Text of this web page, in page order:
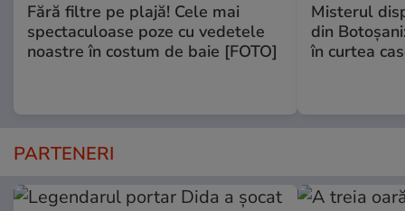
Fără filtre pe plajă! Cele mai
spectaculoase poze cu vedetele
noastre în costum de baie [FOTO]
Misterul
din
în curtea
PARTENERI